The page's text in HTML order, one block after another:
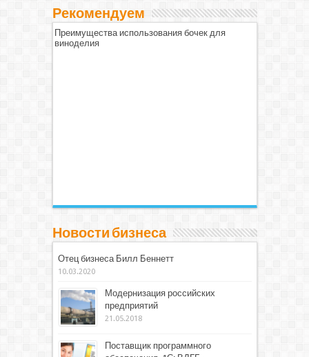
Рекомендуем
Преимущества использования бочек для
виноделия
Новости бизнеса
Отец бизнеса Билл Беннетт
10.03.2020
Модернизация российских
предприятий
21.05.2018
Поставщик программного